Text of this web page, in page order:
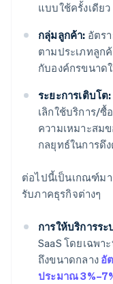
แบบใช้ครั้งเดียว
กลุ่มลูกค้า: อัตร
ตามประเภทลูก
กับองค์กรขนาด
ระยะการเติบโต:
เลิกใช้บริการ/ซื้
ความเหมาะสม
กลยุทธ์ในการดึ
ต่อไปนี้เป็นเกณฑ์มา
รับภาคธุรกิจต่างๆ
การให้บริการร
SaaS โดยเฉพ
ถึงขนาดกลาง อั
ประมาณ